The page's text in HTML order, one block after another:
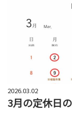
2026.03.02
3月の定休日